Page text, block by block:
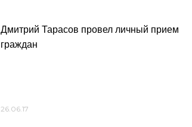
Дмитрий Тарасов провел личный прием
граждан
26.06.17